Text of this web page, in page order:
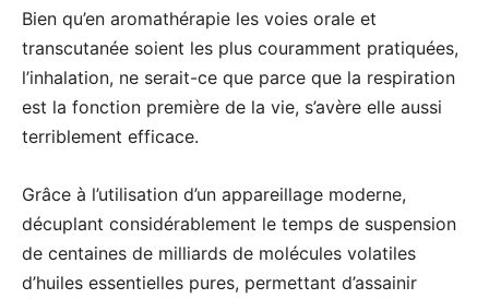
Bien qu’en aromathérapie les voies orale et
transcutanée soient les plus couramment pratiquées,
l’inhalation, ne serait-ce que parce que la respiration
est la fonction première de la vie, s’avère elle aussi
terriblement efficace.
Grâce à l’utilisation d’un appareillage moderne,
décuplant considérablement le temps de suspension
de centaines de milliards de molécules volatiles
d’huiles essentielles pures, permettant d’assainir